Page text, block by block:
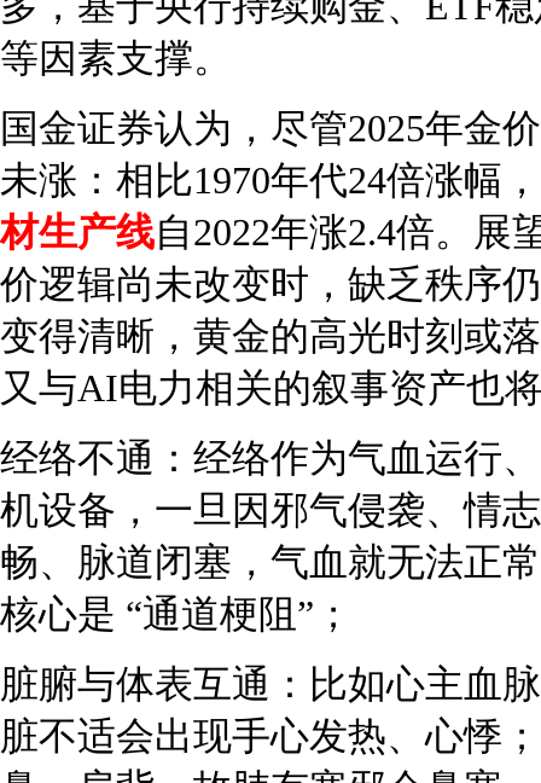
等因素支撑。
国金证券认为，尽管2025年金
未涨：相比1970年代24倍涨幅
材生产线自2022年涨2.4倍。展
价逻辑尚未改变时，缺乏秩序
变得清晰，黄金的高光时刻或
又与AI电力相关的叙事资产也
经络不通：经络作为气血运行
机设备，一旦因邪气侵袭、情
畅、脉道闭塞，气血就无法正
核心是 “通道梗阻”；
脏腑与体表互通：比如心主血
脏不适会出现手心发热、心悸